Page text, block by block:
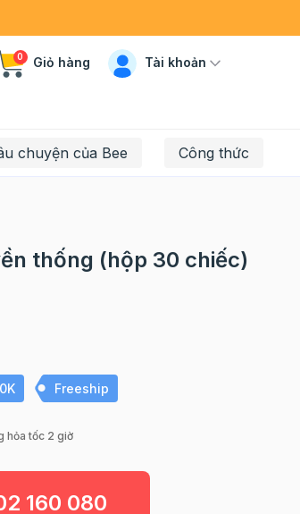
0 Giỏ hàng Tài khoản
chuyện của Bee Công thức
thống (hộp 30 chiếc)
Freeship
hỏa tốc 2 giờ
160 080